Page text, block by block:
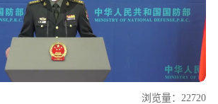
浏览量：22720